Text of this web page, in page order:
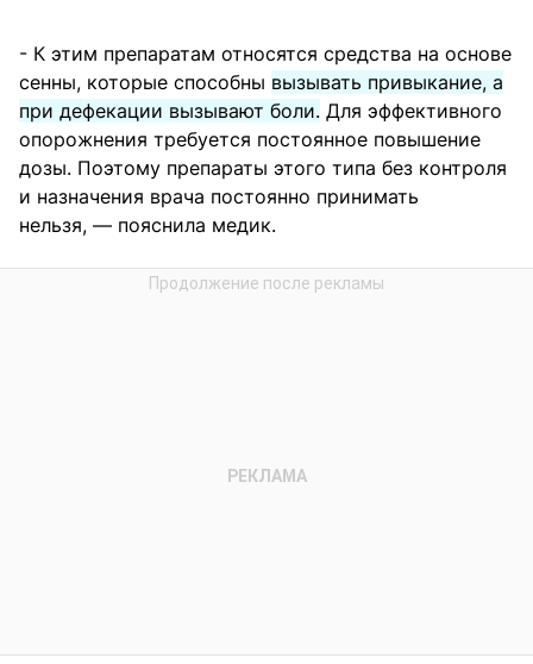
- К этим препаратам относятся средства на основе
сенны, которые способны вызывать привыкание, а
при дефекации вызывают боли. Для эффективного
опорожнения требуется постоянное повышение
дозы. Поэтому препараты этого типа без контроля
и назначения врача постоянно принимать
нельзя, — пояснила медик.